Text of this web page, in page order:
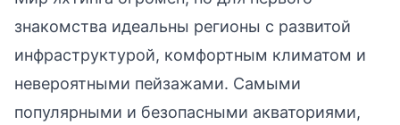
знакомства идеальны регионы с развитой
инфраструктурой, комфортным климатом и
невероятными пейзажами. Самыми
популярными и безопасными акваториями,